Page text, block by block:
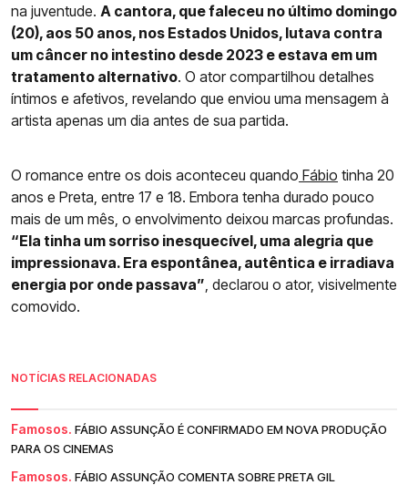
na juventude. A cantora, que faleceu no último domingo
(20), aos 50 anos, nos Estados Unidos, lutava contra
um câncer no intestino desde 2023 e estava em um
tratamento alternativo. O ator compartilhou detalhes
íntimos e afetivos, revelando que enviou uma mensagem à
artista apenas um dia antes de sua partida.
O romance entre os dois aconteceu quando Fábio tinha 20
anos e Preta, entre 17 e 18. Embora tenha durado pouco
mais de um mês, o envolvimento deixou marcas profundas.
“Ela tinha um sorriso inesquecível, uma alegria que
impressionava. Era espontânea, autêntica e irradiava
energia por onde passava” , declarou o ator, visivelmente
comovido.
NOTÍCIAS RELACIONADAS
Famosos. FÁBIO ASSUNÇÃO É CONFIRMADO EM NOVA PRODUÇÃO
PARA OS CINEMAS
Famosos. FÁBIO ASSUNÇÃO COMENTA SOBRE PRETA GIL